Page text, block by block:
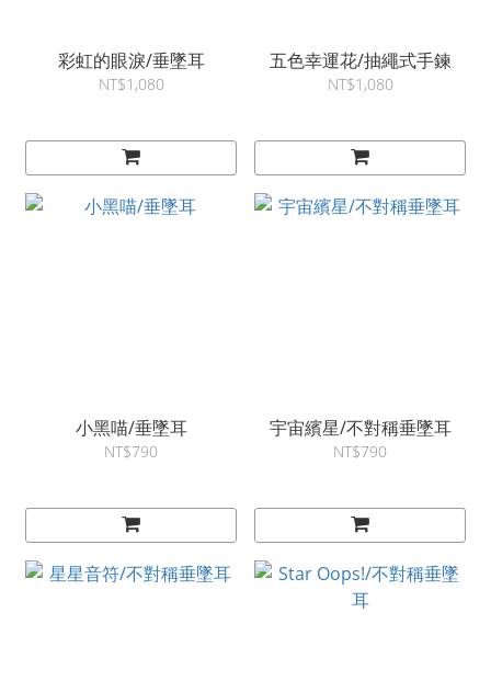
彩虹的眼淚/垂墜耳
NT$1,080
五色幸運花/抽繩式手鍊
NT$1,080
小黑喵/垂墜耳
NT$790
宇宙繽星/不對稱垂墜耳
NT$790